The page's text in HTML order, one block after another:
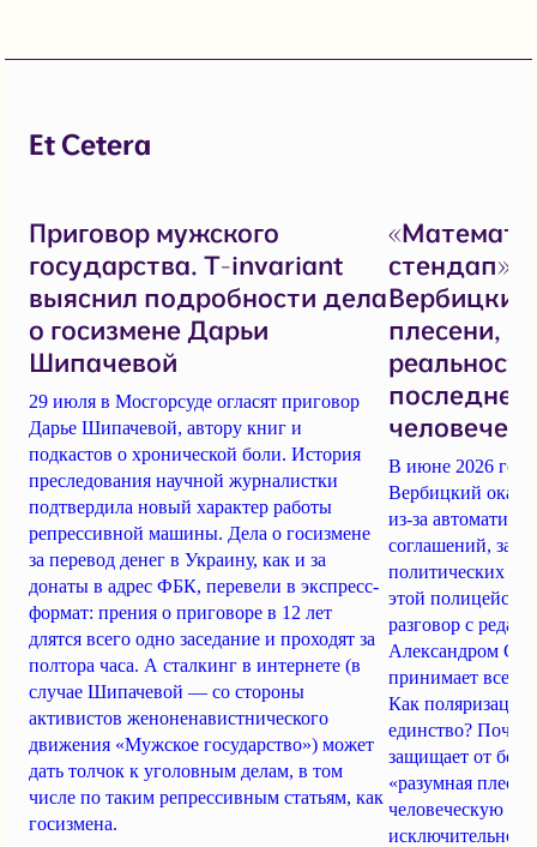
Et Cetera
Приговор мужского
государства. T-invariant
выяснил подробности дела
о госизмене Дарьи
Шипачевой
29 июля в Мосгорсуде огласят приговор
Дарье Шипачевой, автору книг и
подкастов о хронической боли. История
преследования научной журналистки
подтвердила новый характер работы
репрессивной машины. Дела о госизмене
за перевод денег в Украину, как и за
донаты в адрес ФБК, перевели в экспресс-
формат: прения о приговоре в 12 лет
длятся всего одно заседание и проходят за
полтора часа. А сталкинг в интернете (в
случае Шипачевой — со стороны
активистов женоненавистнического
движения «Мужское государство») может
дать толчок к уголовным делам, в том
числе по таким репрессивным статьям, как
госизмена.
стендап».
плесени,
В июне 2026
Вербицкий
из-за
соглашений,
политических
этой
разговор с
Александром
принимает все
Как поляризация
единство?
защищает от
«разумная
человеческую